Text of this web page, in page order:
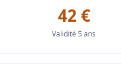
42 €
Validité 5 ans